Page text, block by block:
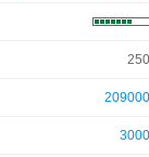
250
209000
3000